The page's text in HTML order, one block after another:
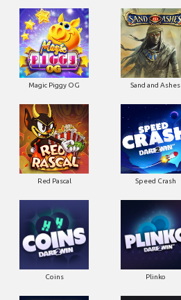
Magic Piggy OG Sand and Ashes
Red Pascal Speed Crash
Coins Plinko